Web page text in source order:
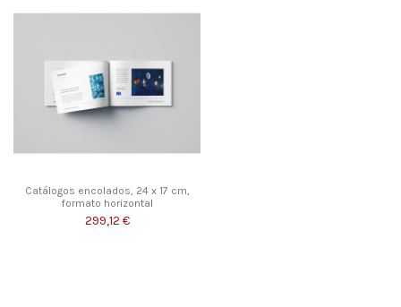
Catálogos encolados, 24 x 17 cm,
formato horizontal
299,12 €